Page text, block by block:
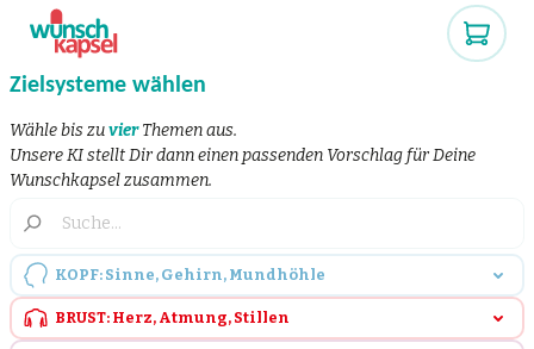
Zielsysteme wählen
Wähle bis zuvierThemen aus.
Unsere KI stellt Dir dann einen passenden Vorschlag für Deine
Wunschkapsel zusammen.
KOPF: Sinne, Gehirn, Mundhöhle
BRUST: Herz, Atmung, Stillen